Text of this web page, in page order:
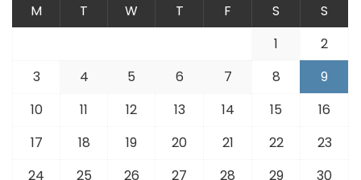
M T W T F S
S
1
2
3
4 5 6 7 8
9
10
11 12 13 14 15
16
17
18 19 20 21 22
23
24
25 26 27 28 29
30